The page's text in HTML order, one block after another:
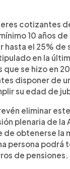
cotizantes
10 años
hasta el 25% de
en la
se hizo en
disponer de
su edad de
eliminar
plenaria de la
de obtenerse la
persona podrá
de pensiones.